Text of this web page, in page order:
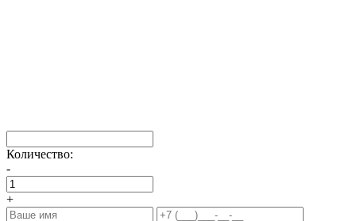
Количество:
-
+